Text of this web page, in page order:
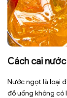
Cách cai
Nước ngọt là loại
đồ uống không có